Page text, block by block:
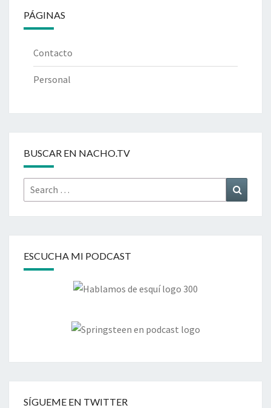
PÁGINAS
Contacto
Personal
BUSCAR EN NACHO.TV
Search
for:
ESCUCHA MI PODCAST
SÍGUEME EN TWITTER